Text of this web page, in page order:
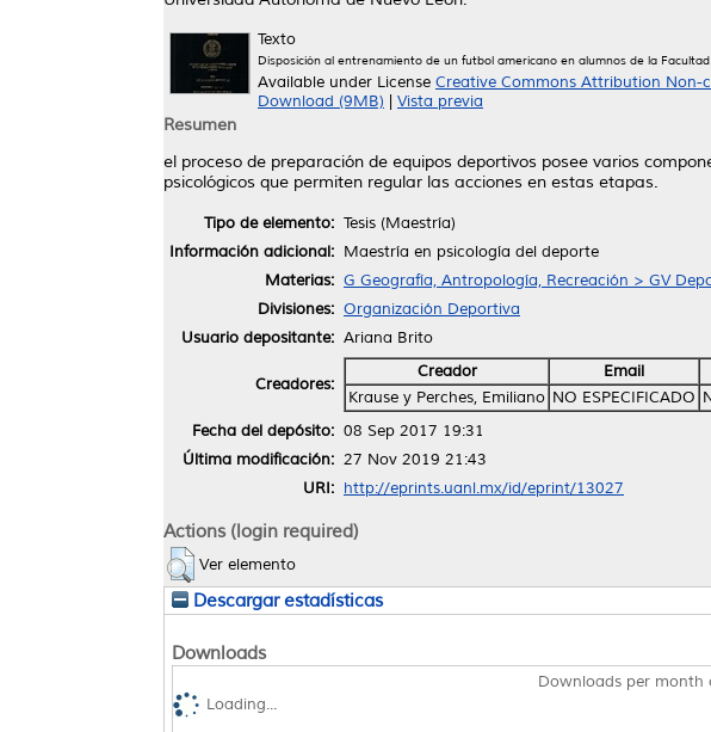
Texto
Disposición al entrenamiento de un futbol americano en alumnos de la
Available under License Creative Commons Attribution Non-
Download (9MB)
Vista previa
Resumen
el proceso de preparación de equipos deportivos posee varios
psicológicos que permiten regular las acciones en estas etapas.
Tipo de elemento: Tesis (Maestría)
Información adicional: Maestría en psicología del deporte
Materias: G Geografía, Antropología, Recreación > GV
Divisiones: Organización Deportiva
Usuario depositante: Ariana Brito
Creadores:
Creador Email
Krause y Perches, Emiliano NO ESPECIFICADO
Fecha del depósito: 08 Sep 2017 19:31
Última modificación: 27 Nov 2019 21:43
URI: http://eprints.uanl.mx/id/eprint/13027
Actions (login required)
Ver elemento
Descargar estadísticas
Downloads
Downloads per month
Loading...